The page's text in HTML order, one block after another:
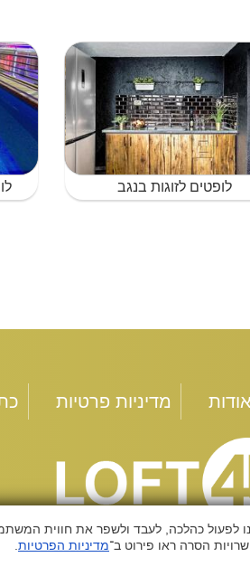
לופטים לזוגות בנגב
אודות מדיניות פרטיות
לפעול כהלכה, לעבד ולשפר את חווית
הסרה ראו פירוט ב־מדיניות הפרטיות